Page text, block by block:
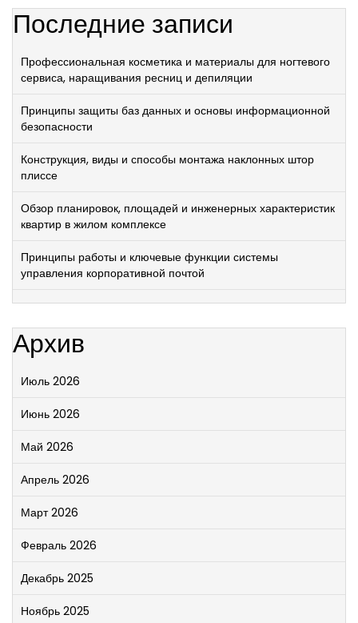
Последние записи
Профессиональная косметика и материалы для ногтевого
сервиса, наращивания ресниц и депиляции
Принципы защиты баз данных и основы информационной
безопасности
Конструкция, виды и способы монтажа наклонных штор
плиссе
Обзор планировок, площадей и инженерных характеристик
квартир в жилом комплексе
Принципы работы и ключевые функции системы
управления корпоративной почтой
Архив
Июль 2026
Июнь 2026
Май 2026
Апрель 2026
Март 2026
Февраль 2026
Декабрь 2025
Ноябрь 2025